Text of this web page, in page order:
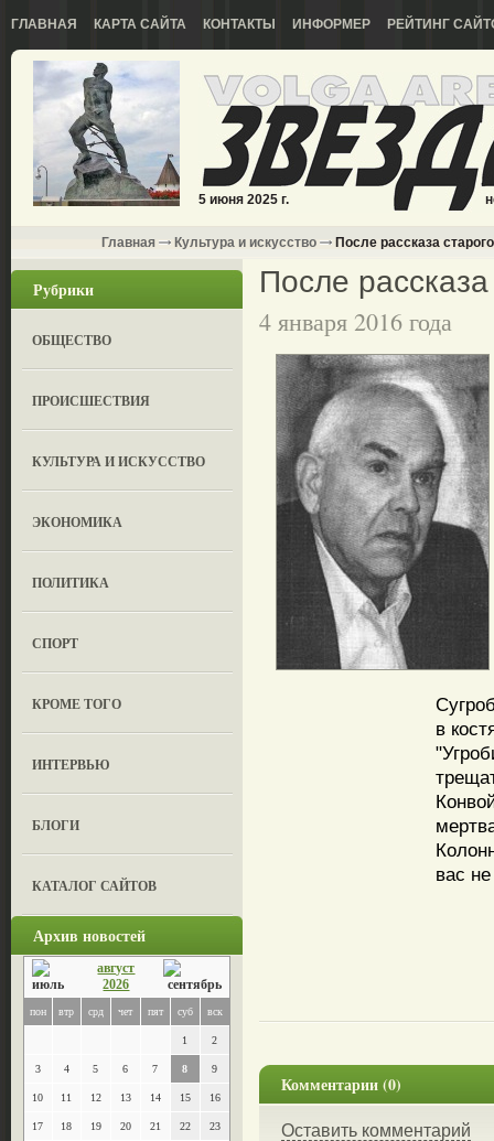
ГЛАВНАЯ КАРТА САЙТА КОНТАКТЫ ИНФОРМЕР РЕЙТИНГ
5 июня 2025 г.
Главная Культура и искусство После рассказа
Рубрики
ОБЩЕСТВО
ПРОИСШЕСТВИЯ
КУЛЬТУРА И ИСКУССТВО
ЭКОНОМИКА
ПОЛИТИКА
СПОРТ
КРОМЕ ТОГО
ИНТЕРВЬЮ
БЛОГИ
КАТАЛОГ САЙТОВ
Архив новостей
август
2026
пон втр срд чет пят суб вск
1 2
3 4 5 6 7 8 9
10 11 12 13 14 15 16
17 18 19 20 21 22 23
После рассказа
4 января 2016 года
в
вас
Комментарии (0)
Оставить комментарий